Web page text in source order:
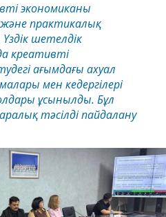
экономиканы
практикалық
шетелдік
креативті
ағымдағы ахуал
мен кедергілері
ұсынылды. Бұл
тәсілді пайдалану